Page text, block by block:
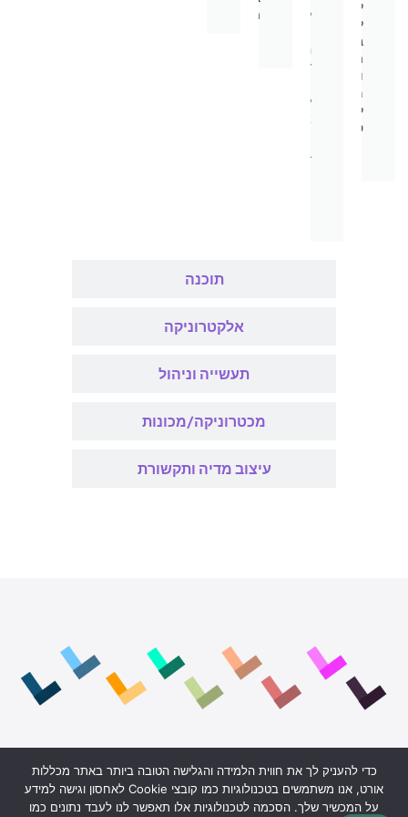
תוכנה
אלקטרוניקה
תעשייה וניהול
מכטרוניקה/מכונות
עיצוב מדיה ותקשורת
לכם
להתבלט
בשוק
העבודה
ותפגינו
מחויבות
לנושאים
סביבתיים.
לתג
an
ליישם
בחייכם
העבודה.
הצהרת נגישות
תקנון האתר והצהרת נגישות
כדי להעניק לך את חווית הלמידה והגלישה הטובה ביותר באתר מכללות
אורט, אנו משתמשים בטכנולוגיות כמו קובצי Cookie לאחסון וגישה למידע
על המכשיר שלך. הסכמה לטכנולוגיות אלו תאפשר לנו לעבד נתונים כמו